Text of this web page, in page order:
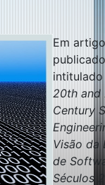
Em
intitulado
20th and
Century
Visão da
de
Séculos